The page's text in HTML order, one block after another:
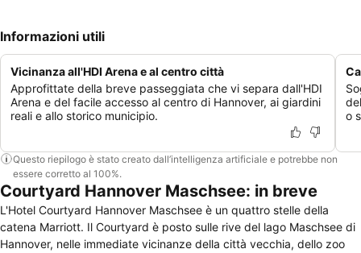
Informazioni utili
Vicinanza all'HDI Arena e al centro città
Approfittate della breve passeggiata che vi separa dall'HDI
Arena e del facile accesso al centro di Hannover, ai giardini
reali e allo storico municipio.
o
Questo riepilogo è stato creato dall’intelligenza artificiale e potrebbe non
essere corretto al 100%.
Courtyard Hannover Maschsee: in breve
L'Hotel Courtyard Hannover Maschsee è un quattro stelle della
catena Marriott. Il Courtyard è posto sulle rive del lago Maschsee di
Hannover, nelle immediate vicinanze della città vecchia, dello zoo